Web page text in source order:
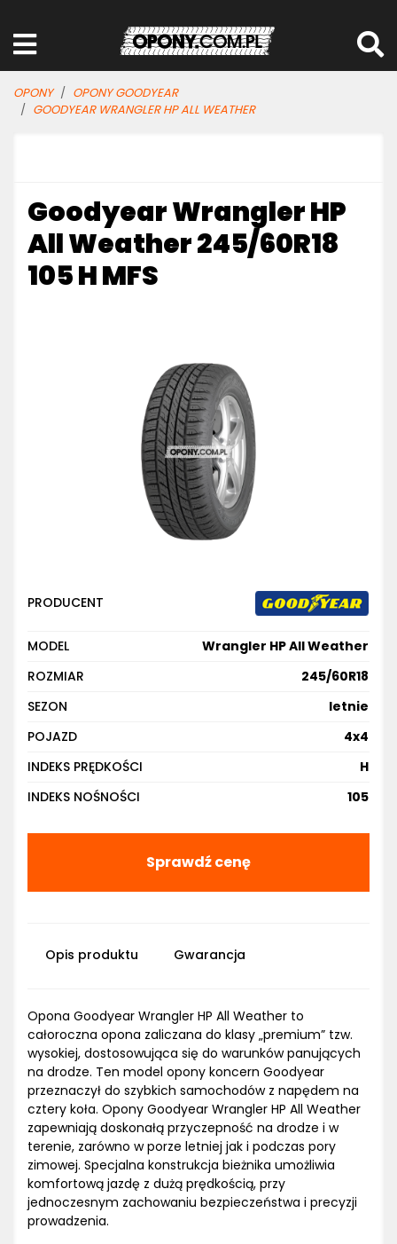
OPONY
OPONY GOODYEAR
GOODYEAR WRANGLER HP ALL WEATHER
Goodyear Wrangler HP
All Weather 245/60R18
105 H MFS
PRODUCENT
MODEL
Wrangler HP All Weather
ROZMIAR
245/60R18
SEZON
letnie
POJAZD
4x4
INDEKS PRĘDKOŚCI
H
INDEKS NOŚNOŚCI
105
Sprawdź cenę
Opis produktu Gwarancja
Opona Goodyear Wrangler HP All Weather to
całoroczna opona zaliczana do klasy „premium” tzw.
wysokiej, dostosowująca się do warunków panujących
na drodze. Ten model opony koncern Goodyear
przeznaczył do szybkich samochodów z napędem na
cztery koła. Opony Goodyear Wrangler HP All Weather
zapewniają doskonałą przyczepność na drodze i w
terenie, zarówno w porze letniej jak i podczas pory
zimowej. Specjalna konstrukcja bieżnika umożliwia
komfortową jazdę z dużą prędkością, przy
jednoczesnym zachowaniu bezpieczeństwa i precyzji
prowadzenia.